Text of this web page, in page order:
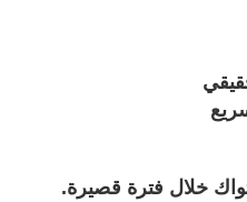
خلال فترة قصيرة.